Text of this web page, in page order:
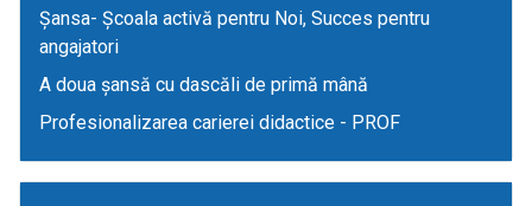
Șansa- Școala activă pentru Noi, Succes pentru
angajatori
A doua șansă cu dascăli de primă mână
Profesionalizarea carierei didactice - PROF